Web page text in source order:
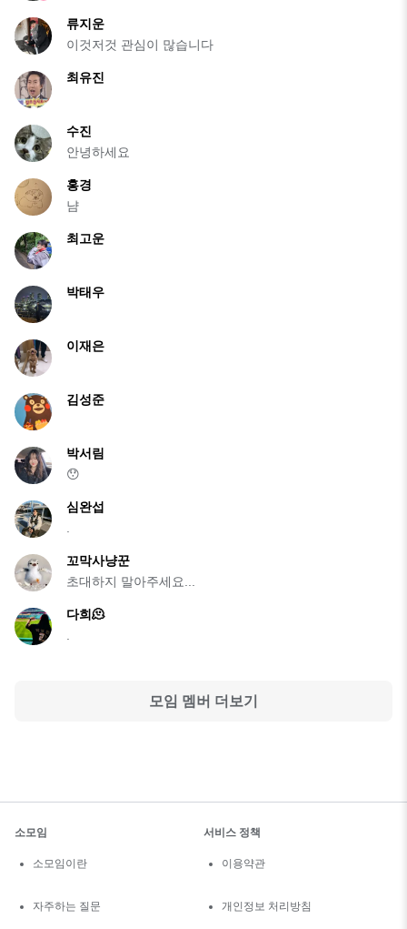
류지운
이것저것 관심이 많습니다
최유진
수진
안녕하세요
홍경
냠
최고운
박태우
이재은
김성준
박서림
😯
심완섭
.
꼬막사냥꾼
초대하지 말아주세요...
다희🫠
.
모임 멤버 더보기
소모임
소모임이란
자주하는 질문
서비스 정책
이용약관
개인정보 처리방침